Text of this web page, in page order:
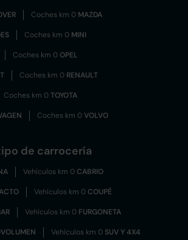
Coches km 0 MAZDA
Coches km 0 MINI
Coches km 0OPEL
Coches km 0 RENAULT
Coches km 0TOYOTA
Coches km 0VOLVO
de carrocería
Vehículos km 0CABRIO
Vehículos km 0COUPÉ
Vehículos km 0 FURGONETA
Vehículos km 0 SUV Y 4X4